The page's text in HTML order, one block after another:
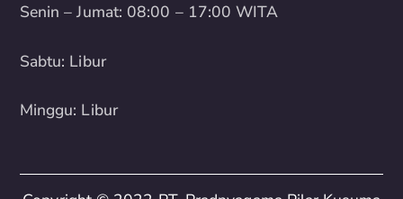
Senin – Jumat: 08:00 – 17:00 WITA
Sabtu: Libur
Minggu: Libur